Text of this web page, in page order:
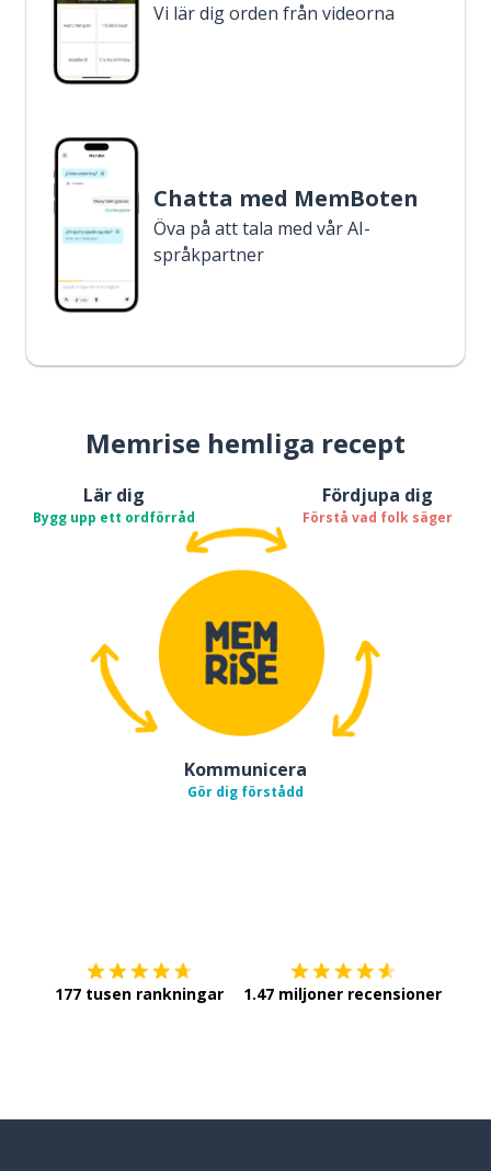
Vi lär dig orden från videorna
Chatta med MemBoten
Öva på att tala med vår AI-
språkpartner
Memrise hemliga recept
Lär dig
Bygg upp ett ordförråd
Fördjupa dig
Förstå vad folk säger
Kommunicera
Gör dig förstådd
177 tusen rankningar 1.47 miljoner recensioner